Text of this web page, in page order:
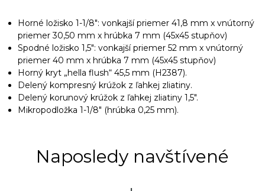
Horné ložisko 1-1/8": vonkajší priemer 41,8 mm x vnútorný
priemer 30,50 mm x hrúbka 7 mm (45x45 stupňov)
Spodné ložisko 1,5": vonkajší priemer 52 mm x vnútorný
priemer 40 mm x hrúbka 7 mm (45x45 stupňov)
Horný kryt „hella flush“ 45,5 mm (H2387).
Delený kompresný krúžok z ľahkej zliatiny.
Delený korunový krúžok z ľahkej zliatiny 1,5".
Mikropodložka 1-1/8" (hrúbka 0,25 mm).
Naposledy navštívené